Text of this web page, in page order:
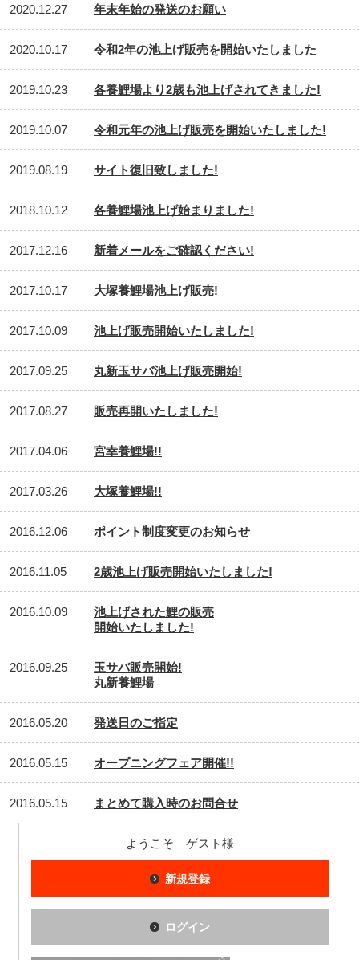
2020.12.27 年末年始の発送のお願い
2020.10.17 令和2年の池上げ販売を開始いたしました
2019.10.23 各養鯉場より2歳も池上げされてきました!
2019.10.07 令和元年の池上げ販売を開始いたしました!
2019.08.19 サイト復旧致しました!
2018.10.12 各養鯉場池上げ始まりました!
2017.12.16 新着メールをご確認ください!
2017.10.17 大塚養鯉場池上げ販売!
2017.10.09 池上げ販売開始いたしました!
2017.09.25 丸新玉サバ池上げ販売開始!
2017.08.27 販売再開いたしました!
2017.04.06 宮幸養鯉場!!
2017.03.26 大塚養鯉場!!
2016.12.06 ポイント制度変更のお知らせ
2016.11.05 2歳池上げ販売開始いたしました!
2016.10.09
池上げされた鯉の販売
開始いたしました!
2016.09.25
玉サバ販売開始!
丸新養鯉場
2016.05.20 発送日のご指定
2016.05.15 オープニングフェア開催!!
2016.05.15 まとめて購入時のお問合せ
ようこそ ゲスト様
新規登録
ログイン